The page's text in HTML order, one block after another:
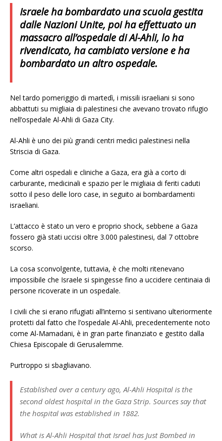
Israele ha bombardato una scuola gestita
dalle Nazioni Unite, poi ha effettuato un
massacro all’ospedale di Al-Ahli, lo ha
rivendicato, ha cambiato versione e ha
bombardato un altro ospedale.
Nel tardo pomeriggio di martedì, i missili israeliani si sono
abbattuti su migliaia di palestinesi che avevano trovato rifugio
nell’ospedale Al-Ahli di Gaza City.
Al-Ahli è uno dei più grandi centri medici palestinesi nella
Striscia di Gaza.
Come altri ospedali e cliniche a Gaza, era già a corto di
carburante, medicinali e spazio per le migliaia di feriti caduti
sotto il peso delle loro case, in seguito ai bombardamenti
israeliani.
L’attacco è stato un vero e proprio shock, sebbene a Gaza
fossero già stati uccisi oltre 3.000 palestinesi, dal 7 ottobre
scorso.
La cosa sconvolgente, tuttavia, è che molti ritenevano
impossibile che Israele si spingesse fino a uccidere centinaia di
persone ricoverate in un ospedale.
I civili che si erano rifugiati all’interno si sentivano ulteriormente
protetti dal fatto che l’ospedale Al-Ahli, precedentemente noto
come Al-Mamadani, è in gran parte finanziato e gestito dalla
Chiesa Episcopale di Gerusalemme.
Purtroppo si sbagliavano.
Established over a century ago, Al-Ahli Hospital is the
second oldest hospital in the Gaza Strip. Sources say that
the hospital was established in 1882.
What is Al-Ahli Hospital that Israel has Just Bombed in